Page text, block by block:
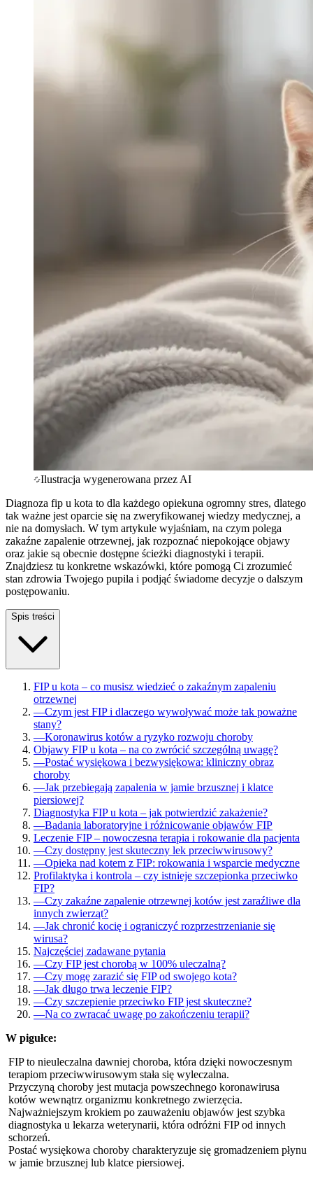
Ilustracja wygenerowana przez AI
Diagnoza fip u kota to dla każdego opiekuna ogromny stres, dlatego
tak ważne jest oparcie się na zweryfikowanej wiedzy medycznej, a
nie na domysłach. W tym artykule wyjaśniam, na czym polega
zakaźne zapalenie otrzewnej, jak rozpoznać niepokojące objawy
oraz jakie są obecnie dostępne ścieżki diagnostyki i terapii.
Znajdziesz tu konkretne wskazówki, które pomogą Ci zrozumieć
stan zdrowia Twojego pupila i podjąć świadome decyzje o dalszym
postępowaniu.
Spis treści
FIP u kota – co musisz wiedzieć o zakaźnym zapaleniu
otrzewnej
—Czym jest FIP i dlaczego wywoływać może tak poważne
stany?
—Koronawirus kotów a ryzyko rozwoju choroby
Objawy FIP u kota – na co zwrócić szczególną uwagę?
—Postać wysiękowa i bezwysiękowa: kliniczny obraz
choroby
—Jak przebiegają zapalenia w jamie brzusznej i klatce
piersiowej?
Diagnostyka FIP u kota – jak potwierdzić zakażenie?
—Badania laboratoryjne i różnicowanie objawów FIP
Leczenie FIP – nowoczesna terapia i rokowanie dla pacjenta
—Czy dostępny jest skuteczny lek przeciwwirusowy?
—Opieka nad kotem z FIP: rokowania i wsparcie medyczne
Profilaktyka i kontrola – czy istnieje szczepionka przeciwko
FIP?
—Czy zakaźne zapalenie otrzewnej kotów jest zaraźliwe dla
innych zwierząt?
—Jak chronić kocię i ograniczyć rozprzestrzenianie się
wirusa?
Najczęściej zadawane pytania
—Czy FIP jest chorobą w 100% uleczalną?
—Czy mogę zarazić się FIP od swojego kota?
—Jak długo trwa leczenie FIP?
—Czy szczepienie przeciwko FIP jest skuteczne?
—Na co zwracać uwagę po zakończeniu terapii?
W pigułce:
FIP to nieuleczalna dawniej choroba, która dzięki nowoczesnym
terapiom przeciwwirusowym stała się wyleczalna.
Przyczyną choroby jest mutacja powszechnego koronawirusa
kotów wewnątrz organizmu konkretnego zwierzęcia.
Najważniejszym krokiem po zauważeniu objawów jest szybka
diagnostyka u lekarza weterynarii, która odróżni FIP od innych
schorzeń.
Postać wysiękowa choroby charakteryzuje się gromadzeniem płynu
w jamie brzusznej lub klatce piersiowej.